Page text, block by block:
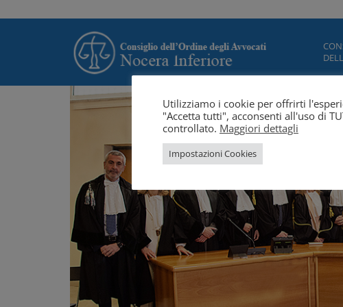
Utilizziamo i cookie per offrirti
"Accetta tutti", acconsenti all'uso di
controllato. Maggiori dettagli
Impostazioni Cookies